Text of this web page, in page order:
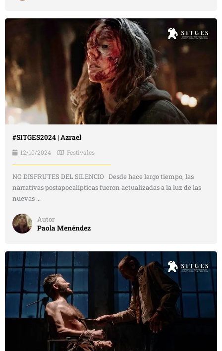
#SITGES2024 | Azrael
12/10/2024 Festivales
NO DISFRUTES DEL SILENCIO Desde hace largo tiempo, las
narrativas postapocalípticas fueron actualizadas a la luz de las
nuevas ...
Autor
Paola Menéndez